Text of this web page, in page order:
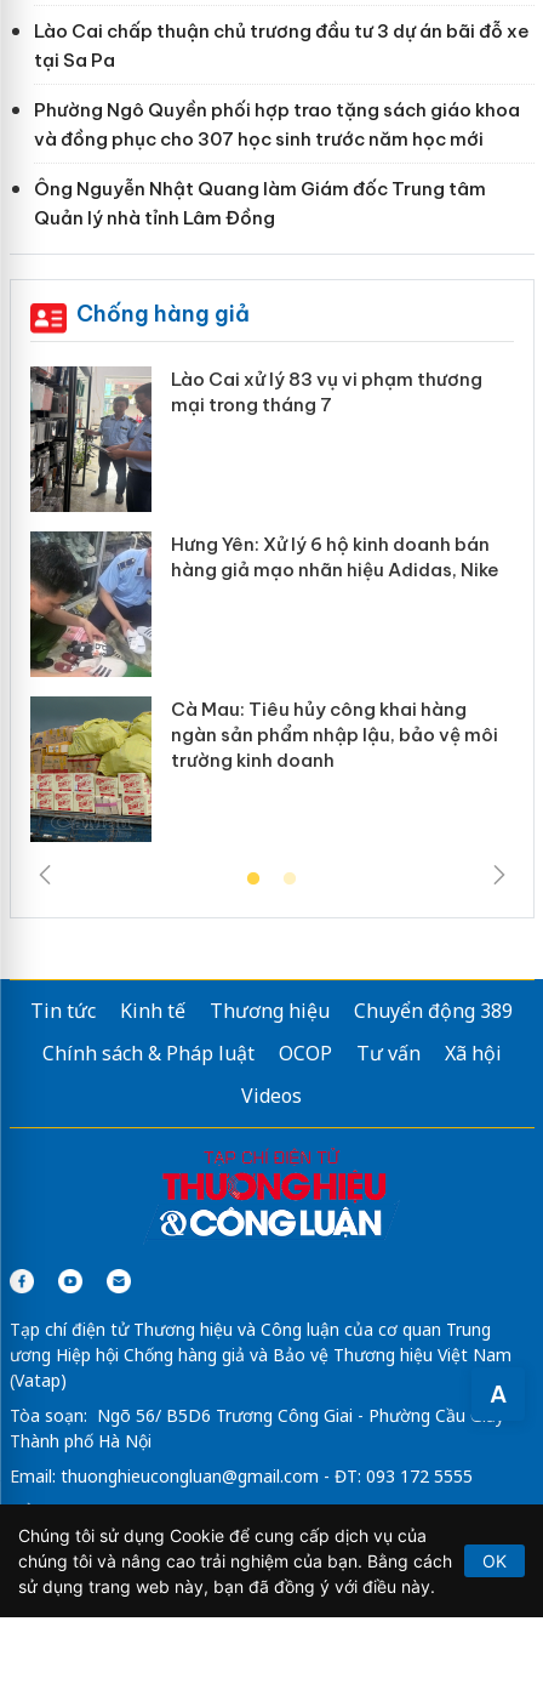
A
Lào Cai chấp thuận chủ trương đầu tư 3 dự án bãi đỗ xe
tại Sa Pa
Phường Ngô Quyền phối hợp trao tặng sách giáo khoa
và đồng phục cho 307 học sinh trước năm học mới
Ông Nguyễn Nhật Quang làm Giám đốc Trung tâm
Quản lý nhà tỉnh Lâm Đồng
Chống hàng giả
Lào Cai xử lý 83 vụ vi phạm thương
mại trong tháng 7
Hưng Yên: Xử lý 6 hộ kinh doanh bán
hàng giả mạo nhãn hiệu Adidas, Nike
Cà Mau: Tiêu hủy công khai hàng
ngàn sản phẩm nhập lậu, bảo vệ môi
trường kinh doanh
Tin tức Kinh tế Thương hiệu
Chuyển động 389
Chính sách & Pháp luật
OCOP Tư vấn
Xã hội
Videos
Tạp chí điện tử Thương hiệu và Công luận của cơ quan Trung
ương Hiệp hội Chống hàng giả và Bảo vệ Thương hiệu Việt Nam
(Vatap)
Tòa soạn: Ngõ 56/ B5D6 Trương Công Giai - Phường Cầu Giấy -
Thành phố Hà Nội
Email: thuonghieucongluan@gmail.com - ĐT: 093 172 5555
Tổng Biên Tập: Vũ Đức Thuận
Giấy phép hoạt động báo chí điện tử số 64/GP-BTTTT do Bộ
Thông tin và Truyền thông cấp ngày 21/2/2020.
Chúng tôi sử dụng Cookie để cung cấp dịch vụ của
chúng tôi và nâng cao trải nghiệm của bạn. Bằng cách
sử dụng trang web này, bạn đã đồng ý với điều này.
OK